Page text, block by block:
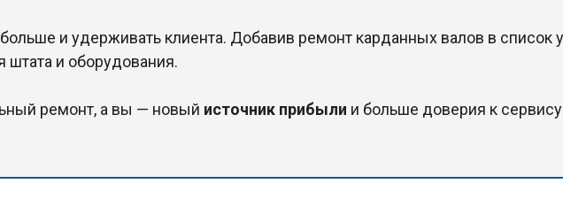
и удерживать клиента. Добавив ремонт карданных валов в список
и оборудования.
ремонт, а вы — новый источник прибыли и больше доверия к